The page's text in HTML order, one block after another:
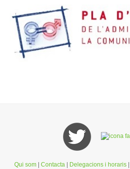
Qui som Contacta Delegacions i horaris